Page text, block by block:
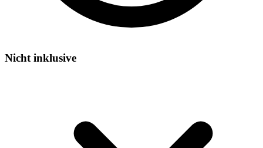
Nicht inklusive